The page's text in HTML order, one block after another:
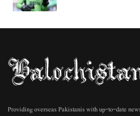
Providing overseas Pakistanis with up-to-date